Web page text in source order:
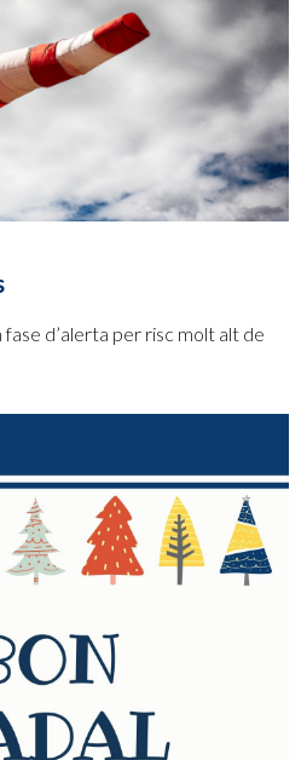
d’alerta per risc molt alt de